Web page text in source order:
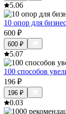
5.06
10 опор для
600 ₽
600 ₽
5.07
100 способов
196 ₽
196 ₽
0.03